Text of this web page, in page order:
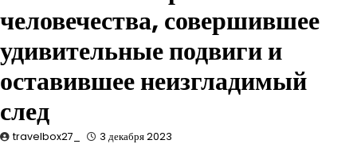
человечества, совершившее
удивительные подвиги и
оставившее неизгладимый
след
travelbox27_ 3 декабря 2023